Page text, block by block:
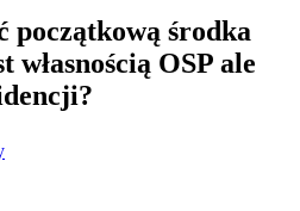
początkową środka
własnością OSP ale